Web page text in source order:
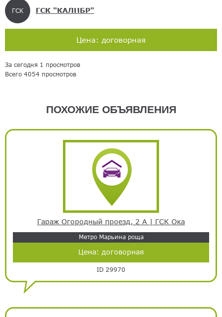
ГСК ГСК "КАЛИБР"
Цена: договорная
За сегодня 1 просмотров
Всего 4054 просмотров
ПОХОЖИЕ ОБЪЯВЛЕНИЯ
Гараж Огородный проезд, 2 А | ГСК Ока
Метро Марьина роща
Цена: договорная
ID 29970